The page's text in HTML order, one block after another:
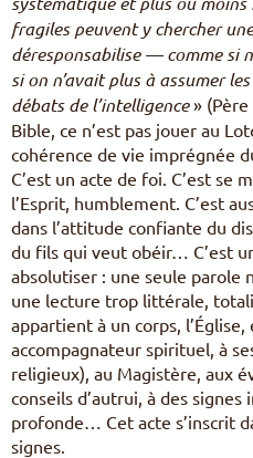
fragiles peuvent y chercher
déresponsabilise — comme si
si on n’avait plus à assumer
débats de l’intelligence»
Bible, ce n’est pas jouer au
cohérence de vie imprégnée
C’est un acte de foi. C’est se
l’Esprit, humblement. C’est
dans l’attitude confiante du
du fils qui veut obéir… C’est
absolutiser : une seule
une lecture trop littérale,
appartient à un corps, l’Église,
accompagnateur spirituel, à
religieux), au Magistère, aux
conseils d’autrui, à des
profonde… Cet acte s’inscrit
signes.